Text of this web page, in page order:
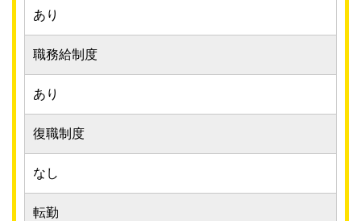
あり
職務給制度
あり
復職制度
なし
転勤